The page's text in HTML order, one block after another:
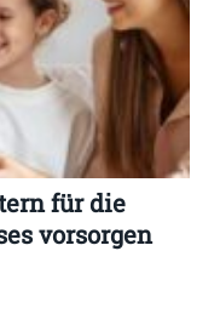
für die
vorsorgen